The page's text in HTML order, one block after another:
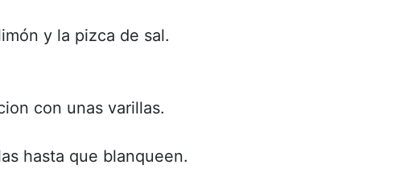
y la pizca de sal.
con unas varillas.
hasta que blanqueen.